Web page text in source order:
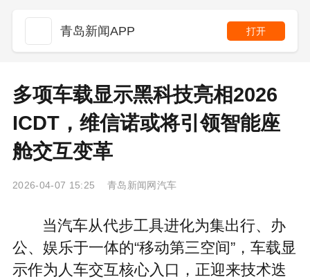
青岛新闻APP 打开
多项车载显示黑科技亮相2026
ICDT，维信诺或将引领智能座
舱交互变革
2026-04-07 15:25 青岛新闻网汽车
当汽车从代步工具进化为集出行、办
公、娱乐于一体的“移动第三空间”，车载显
示作为人车交互核心入口，正迎来技术迭